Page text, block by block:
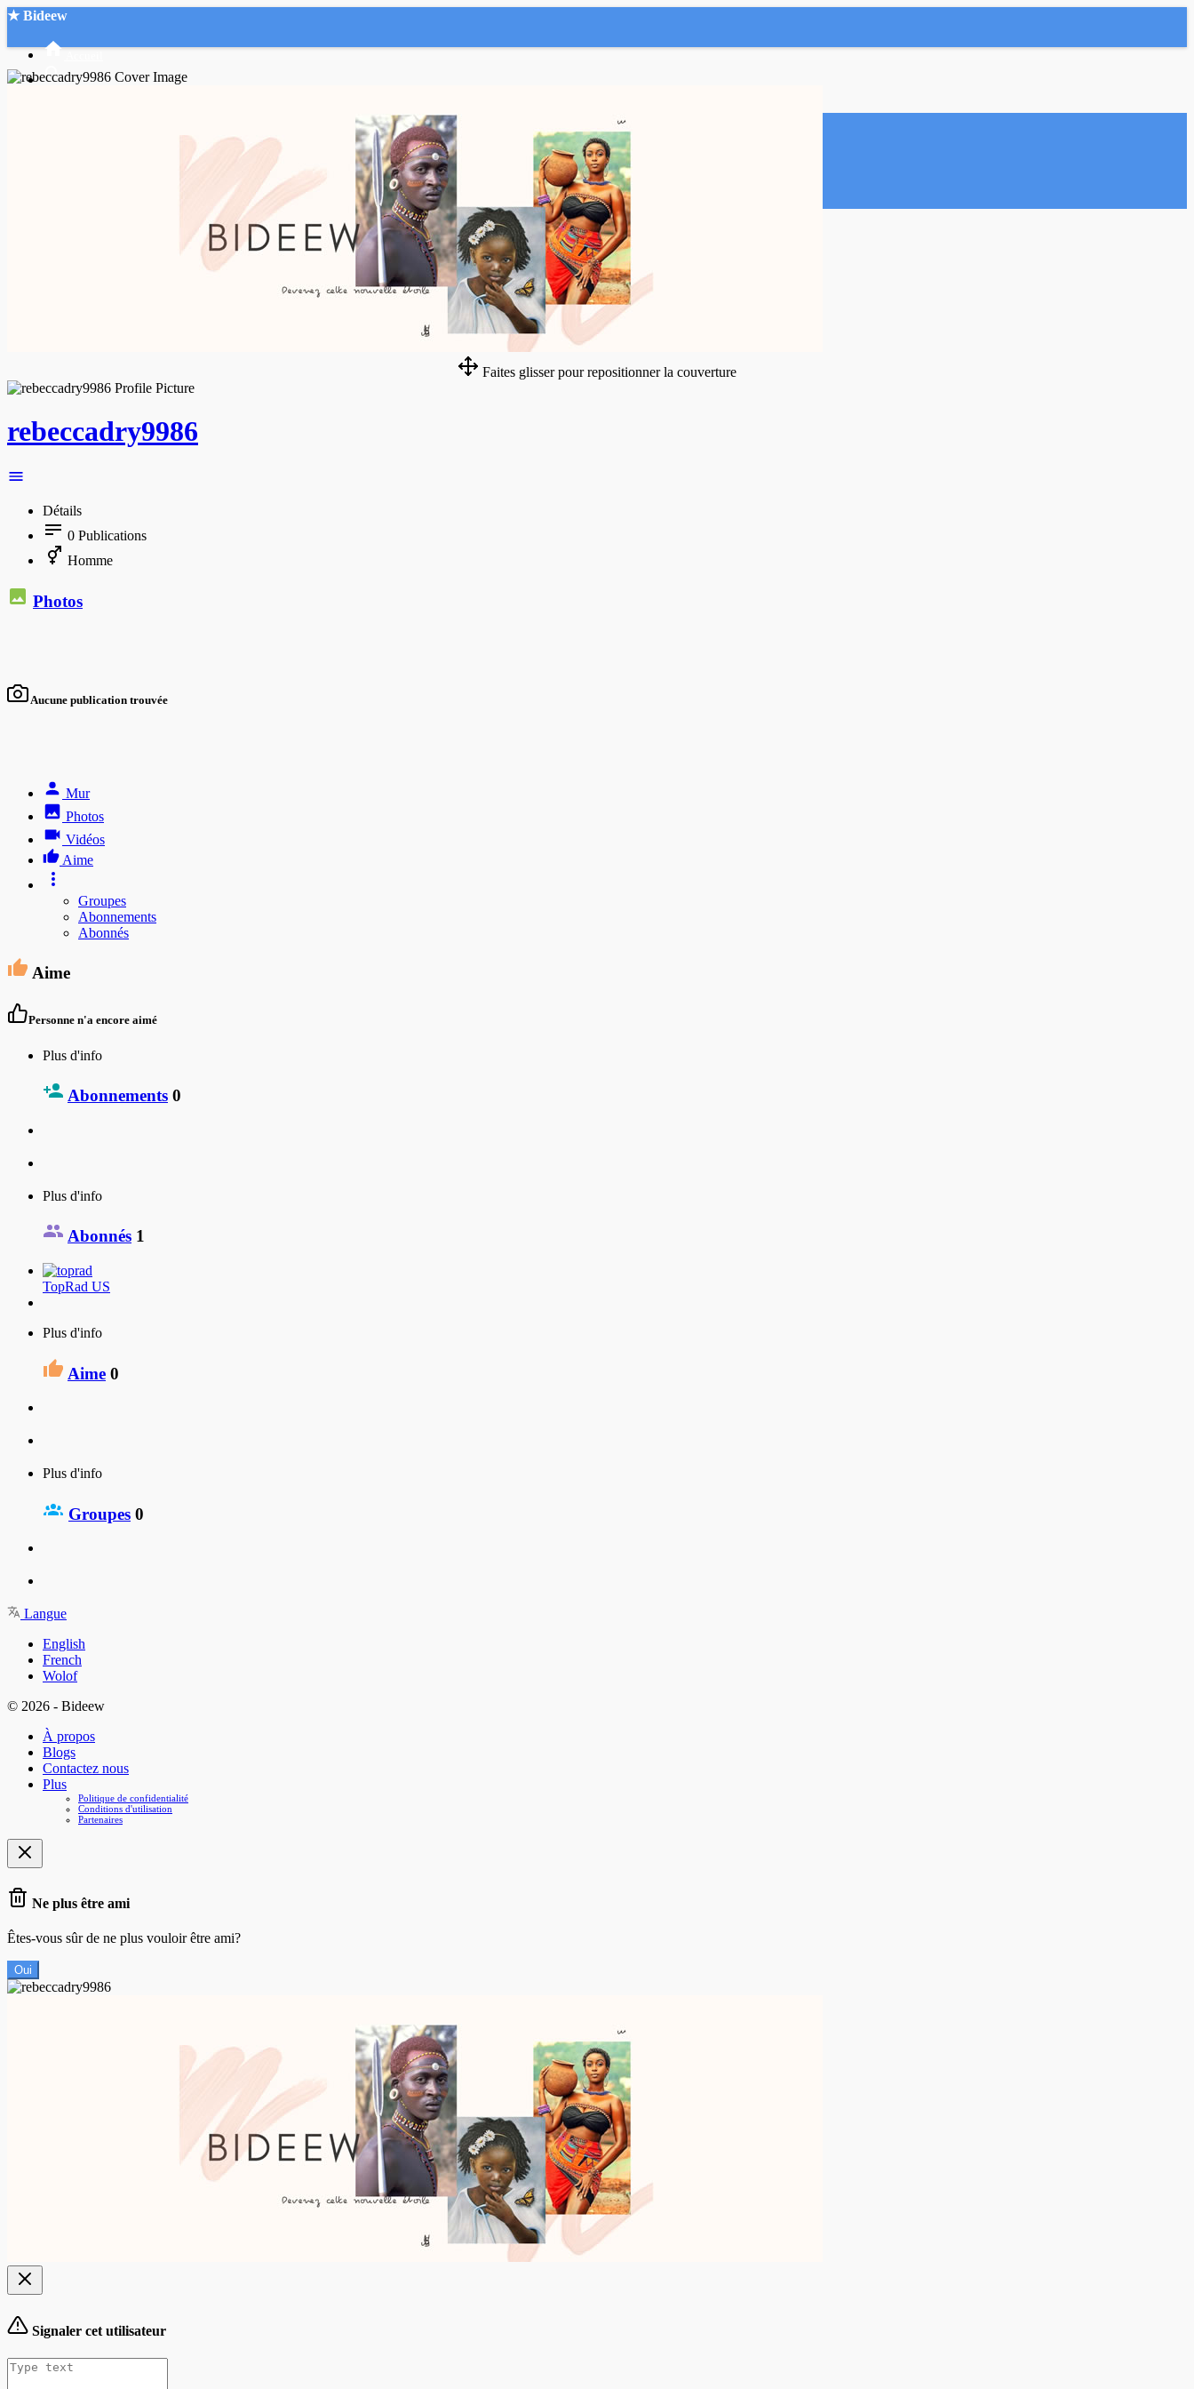
★ Bideew
Faites glisser pour repositionner la couverture
rebeccadry9986
Détails
0 Publications
Homme
Photos
Aucune publication trouvée
Mur
Photos
Vidéos
Aime
Groupes
Abonnements
Abonnés
Aime
Personne n'a encore aimé
Plus d'info
Abonnements 0
Plus d'info
Abonnés 1
TopRad US
Plus d'info
Aime 0
Plus d'info
Groupes 0
Langue
English
French
Wolof
© 2026 - Bideew
À propos
Blogs
Contactez nous
Plus
Politique de confidentialité
Conditions d'utilisation
Partenaires
Ne plus être ami
Êtes-vous sûr de ne plus vouloir être ami?
Oui
Signaler cet utilisateur